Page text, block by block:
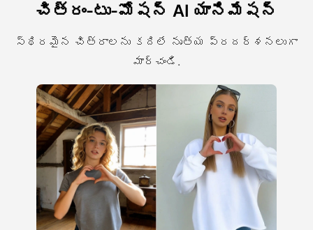
చిత్రం-టు-మోషన్ AI యానిమేషన్
స్థిరమైన చిత్రాలను కదిలే నృత్య ప్రదర్శనలుగా
మార్చండి.